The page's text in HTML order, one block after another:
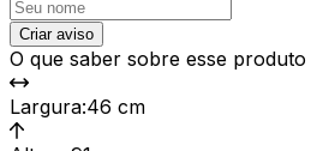
Criar aviso
O que saber sobre esse produto
Largura:46 cm